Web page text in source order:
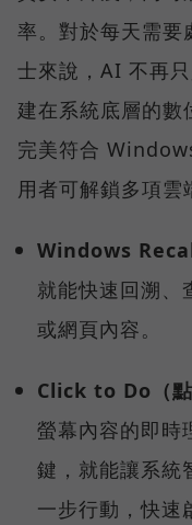
率。對於每天需要
士來說，AI 不再
建在系統底層的
完美符合
用者可解鎖多項雲
Windows
就能快速回溯、
或網頁內容。
Click to Do（點
螢幕內容的即時
鍵，就能讓系統
一步行動，快速